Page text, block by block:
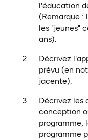
l'éducation
(Remarque
les "jeunes"
ans).
Décrivez
prévu (en
jacente).
Décrivez les
conception
programme,
programme